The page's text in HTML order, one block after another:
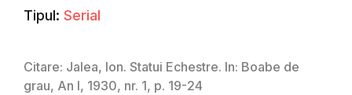
Tipul: Serial
Citare: Jalea, Ion. Statui Echestre. In: Boabe de
grau, An I, 1930, nr. 1, p. 19-24